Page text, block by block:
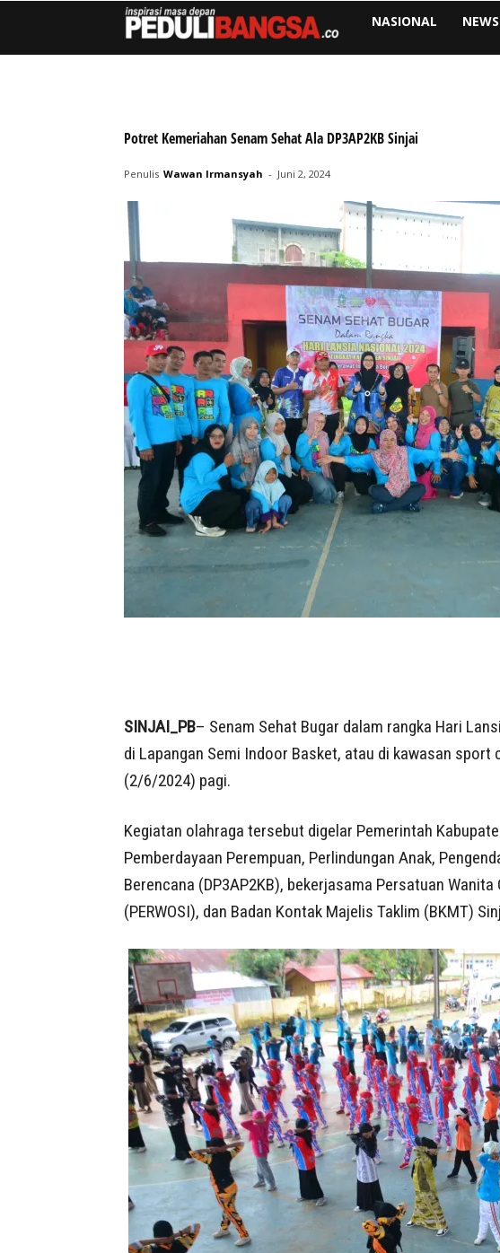
NASIONAL NEWS
Potret Kemeriahan Senam Sehat Ala DP3AP2KB Sinjai
Penulis Wawan Irmansyah - Juni 2, 2024
SINJAI_PB– Senam Sehat Bugar dalam rangka Hari
di Lapangan Semi Indoor Basket, atau di kawasan sport
(2/6/2024) pagi.
Kegiatan olahraga tersebut digelar Pemerintah
Pemberdayaan Perempuan, Perlindungan Anak,
Berencana (DP3AP2KB), bekerjasama Persatuan
(PERWOSI), dan Badan Kontak Majelis Taklim (BKMT)